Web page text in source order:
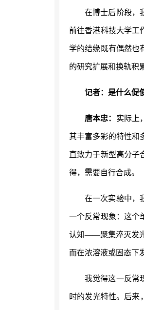
在博士后阶段，
前往香港科技大学工
学的结缘既有偶然也
的研究扩展和换轨积
记者：是什么促
唐本忠： 实际上
其丰富多彩的特性和
直致力于新型高分子
得，需要自行合成。
在一次实验中，
一个反常现象：这个
认知——聚集淬灭发光
而在浓溶液或固态下
我觉得这一反常
时的发光特性。后来